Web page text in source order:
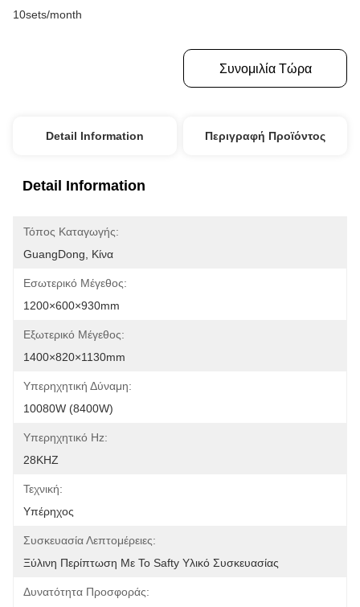
10sets/month
Συνομιλία Τώρα
Detail Information Περιγραφή Προϊόντος
Detail Information
Τόπος Καταγωγής:
GuangDong, Κίνα
Εσωτερικό Μέγεθος:
1200×600×930mm
Εξωτερικό Μέγεθος:
1400×820×1130mm
Υπερηχητική Δύναμη:
10080W (8400W)
Υπερηχητικό Hz:
28KHZ
Τεχνική:
Υπέρηχος
Συσκευασία Λεπτομέρειες:
Ξύλινη Περίπτωση Με Το Safty Υλικό Συσκευασίας
Δυνατότητα Προσφοράς: